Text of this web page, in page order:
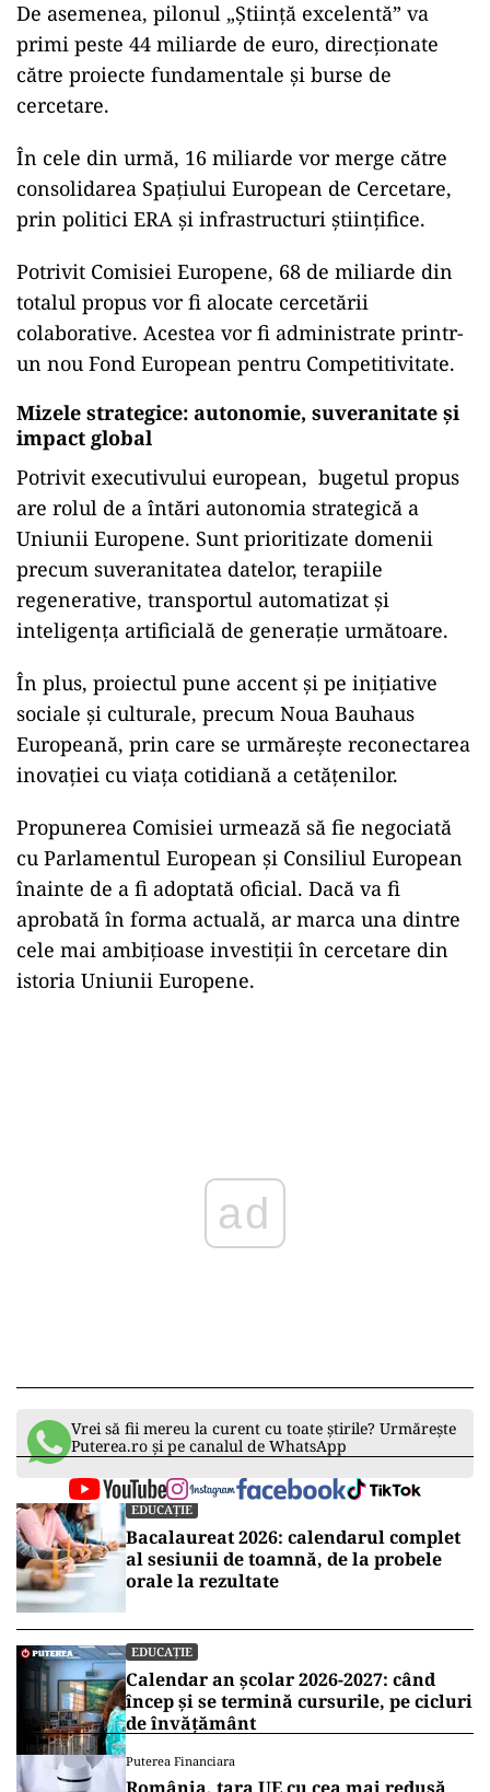
„Inovației”, care beneficiază de aproape 39
miliarde de euro, în special prin Consiliul
European pentru Inovare. Aceasta înseamnă o
perioadă.
De asemenea, pilonul „Știință excelentă” va
primi peste 44 miliarde de euro, direcționate
cercetare.
În cele din urmă, 16 miliarde vor merge către
consolidarea Spațiului European de Cercetare,
prin politici ERA și infrastructuri științifice.
Potrivit Comisiei Europene, 68 de miliarde din
totalul propus vor fi alocate cercetării
un nou Fond European pentru Competitivitate.
Mizele strategice: autonomie, suveranitate și
impact global
are rolul de a întări autonomia strategică a
Uniunii Europene. Sunt prioritizate domenii
precum suveranitatea datelor, terapiile
regenerative, transportul automatizat și
inteligența artificială de generație următoare.
cu Parlamentul European și Consiliul European
înainte de a fi adoptată oficial. Dacă va fi
aprobată în forma actuală, ar marca una dintre
ad
Vrei să fii mereu la curent cu toate știrile? Urmărește
Puterea.ro și pe canalul de WhatsApp